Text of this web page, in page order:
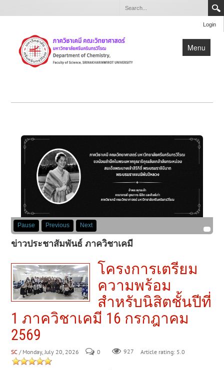
Login
Menu
เกี่ยวกับภาควิชา
วิจัย
บุคลากร
สำหรับบุคลากรและนิสิตภาควิชาเคมี
Pause Previous Next
ข่าวประชาสัมพันธ์ ภาควิชาเคมี
โครงการเตรียม
ความพร้อม
สำหรับนิสิตชั้นปีที่
1 ภาควิชาเคมี 16 กรกฎาคม
2569
SC / Monday, July 20, 2026 0 927 Article rating: 5.0